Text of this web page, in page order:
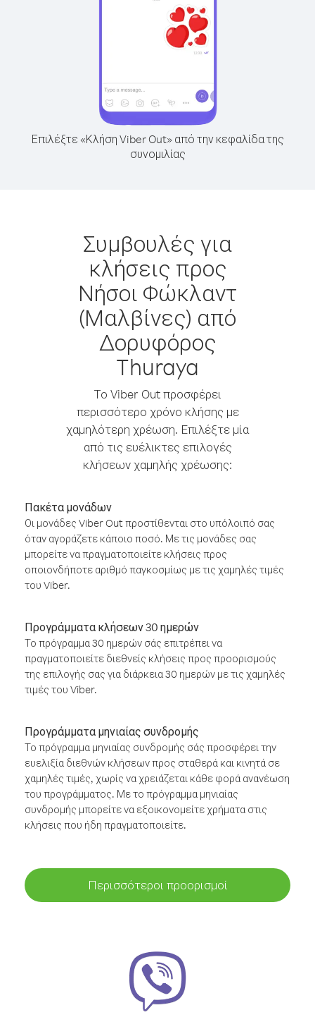
Επιλέξτε «Κλήση Viber Out» από την κεφαλίδα της
συνομιλίας
Συμβουλές για
κλήσεις προς
Νήσοι Φώκλαντ
(Μαλβίνες) από
Δορυφόρος
Thuraya
Το Viber Out προσφέρει
περισσότερο χρόνο κλήσης με
χαμηλότερη χρέωση. Επιλέξτε μία
από τις ευέλικτες επιλογές
κλήσεων χαμηλής χρέωσης:
Πακέτα μονάδων
Οι μονάδες Viber Out προστίθενται στο υπόλοιπό σας
όταν αγοράζετε κάποιο ποσό. Με τις μονάδες σας
μπορείτε να πραγματοποιείτε κλήσεις προς
οποιονδήποτε αριθμό παγκοσμίως με τις χαμηλές τιμές
του Viber.
Προγράμματα κλήσεων 30 ημερών
Το πρόγραμμα 30 ημερών σάς επιτρέπει να
πραγματοποιείτε διεθνείς κλήσεις προς προορισμούς
της επιλογής σας για διάρκεια 30 ημερών με τις χαμηλές
τιμές του Viber.
Προγράμματα μηνιαίας συνδρομής
Το πρόγραμμα μηνιαίας συνδρομής σάς προσφέρει την
ευελιξία διεθνών κλήσεων προς σταθερά και κινητά σε
χαμηλές τιμές, χωρίς να χρειάζεται κάθε φορά ανανέωση
του προγράμματος. Με το πρόγραμμα μηνιαίας
συνδρομής μπορείτε να εξοικονομείτε χρήματα στις
κλήσεις που ήδη πραγματοποιείτε.
Περισσότεροι προορισμοί